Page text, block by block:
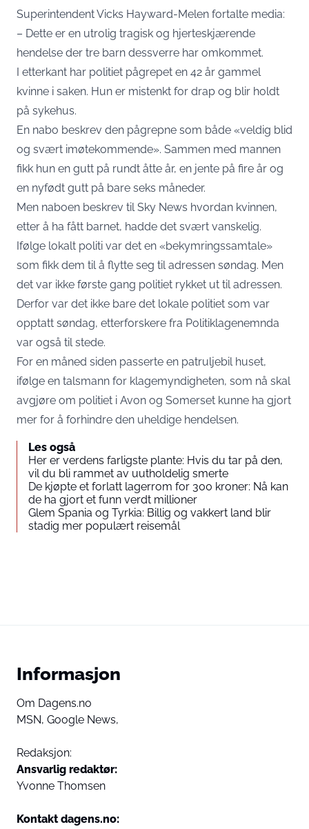
Superintendent Vicks Hayward-Melen fortalte media:
– Dette er en utrolig tragisk og hjerteskjærende
hendelse der tre barn dessverre har omkommet.
I etterkant har politiet pågrepet en 42 år gammel
kvinne i saken. Hun er mistenkt for drap og blir holdt
på sykehus.
En nabo beskrev den pågrepne som både «veldig blid
og svært imøtekommende». Sammen med mannen
fikk hun en gutt på rundt åtte år, en jente på fire år og
en nyfødt gutt på bare seks måneder.
Men naboen beskrev tilSky News hvordan kvinnen,
etter å ha fått barnet, hadde det svært vanskelig.
Ifølge lokalt politi var det en «bekymringssamtale»
som fikk dem til å flytte seg til adressen søndag. Men
det var ikke første gang politiet rykket ut til adressen.
Derfor var det ikke bare det lokale politiet som var
opptatt søndag, etterforskere fra Politiklagenemnda
var også til stede.
For en måned siden passerte en patruljebil huset,
ifølge en talsmann for klagemyndigheten, som nå skal
avgjøre om politiet i Avon og Somerset kunne ha gjort
mer for å forhindre den uheldige hendelsen.
Les også
Her er verdens farligste plante: Hvis du tar på den,
vil du bli rammet av uutholdelig smerte
De kjøpte et forlatt lagerrom for 300 kroner: Nå kan
de ha gjort et funn verdt millioner
Glem Spania og Tyrkia: Billig og vakkert land blir
stadig mer populært reisemål
Informasjon
Om Dagens.no
MSN, Google News,
Redaksjon:
Ansvarlig redaktør:
Yvonne Thomsen
Kontakt dagens.no: